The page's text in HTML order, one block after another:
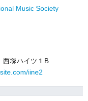
Music Society
西塚ハイツ１B
iine2